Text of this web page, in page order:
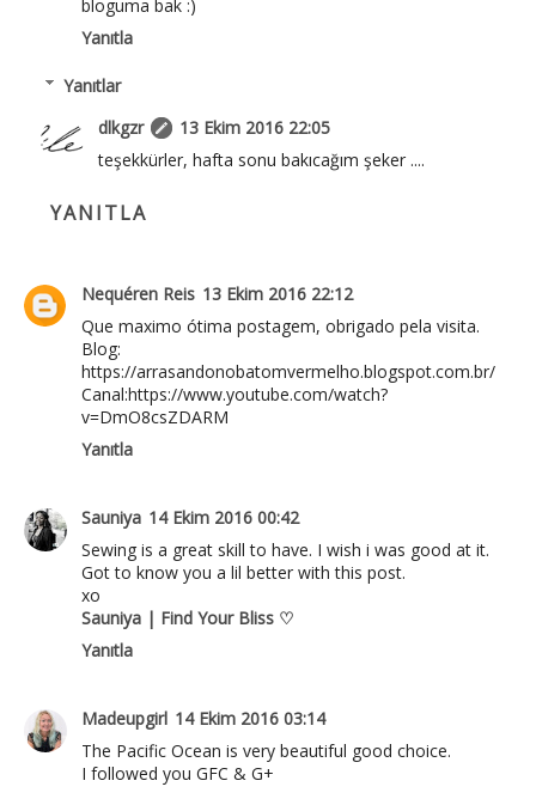
bloguma bak :)
Yanıtla
Yanıtlar
dlkgzr
13 Ekim 2016 22:05
teşekkürler, hafta sonu bakıcağım şeker ....
YANITLA
Nequéren Reis 13 Ekim 2016 22:12
Que maximo ótima postagem, obrigado pela visita.
Blog:
https://arrasandonobatomvermelho.blogspot.com.br/
Canal:https://www.youtube.com/watch?
v=DmO8csZDARM
Yanıtla
Sauniya 14 Ekim 2016 00:42
Sewing is a great skill to have. I wish i was good at it.
Got to know you a lil better with this post.
xo
Sauniya | Find Your Bliss ♡
Yanıtla
Madeupgirl 14 Ekim 2016 03:14
The Pacific Ocean is very beautiful good choice.
I followed you GFC & G+